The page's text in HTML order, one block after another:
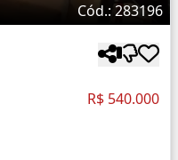
Cód.: 283196
R$ 540.000